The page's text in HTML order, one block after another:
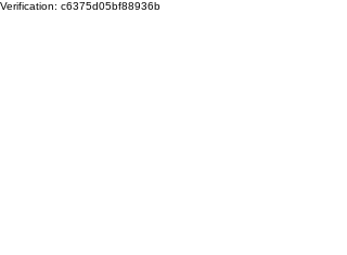
Verification: c6375d05bf88936b